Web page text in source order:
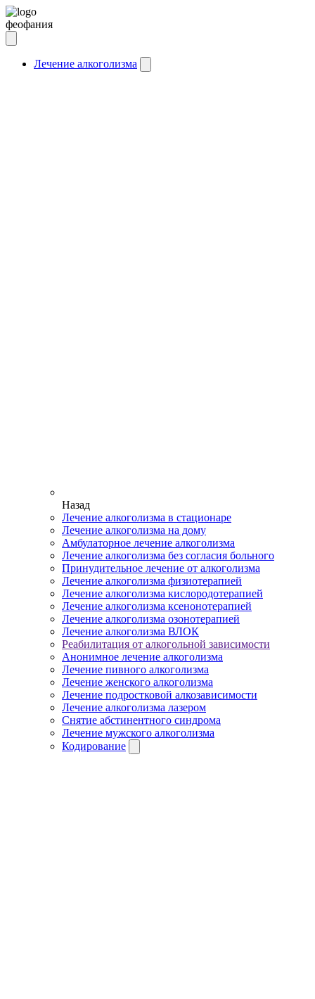
феофания
Лечение алкоголизма
Назад
Лечение алкоголизма в стационаре
Лечение алкоголизма на дому
Амбулаторное лечение алкоголизма
Лечение алкоголизма без согласия больного
Принудительное лечение от алкоголизма
Лечение алкоголизма физиотерапией
Лечение алкоголизма кислородотерапией
Лечение алкоголизма ксенонотерапией
Лечение алкоголизма озонотерапией
Лечение алкоголизма ВЛОК
Реабилитация от алкогольной зависимости
Анонимное лечение алкоголизма
Лечение пивного алкоголизма
Лечение женского алкоголизма
Лечение подростковой алкозависимости
Лечение алкоголизма лазером
Снятие абстинентного синдрома
Лечение мужского алкоголизма
Кодирование